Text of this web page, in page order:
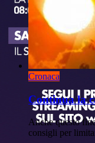
Cronaca
Continua la
Anche questo
consigli per